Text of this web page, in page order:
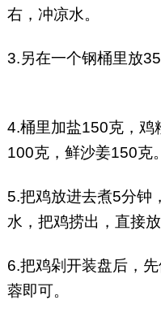
右，冲凉水
3.另在一个钢桶
4.桶里加盐150克，
100克，鲜沙姜150克。
5.把鸡放进去煮5分钟
水，把鸡捞出，直接
6.把鸡剁开装盘后，
蓉即可。